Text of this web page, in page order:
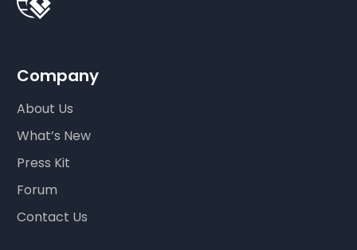
Company
About Us
What’s New
Press Kit
Forum
Contact Us